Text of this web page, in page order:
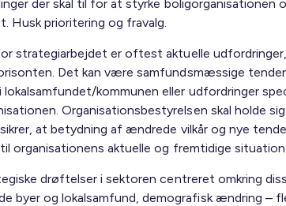
der skal til for at styrke boligorganisationen
Husk prioritering og fravalg.
strategiarbejdet er oftest aktuelle
Det kan være samfundsmæssige
kommunen eller udfordringer
Organisationsbestyrelsen skal holde
at betydning af ændrede vilkår og nye
organisationens aktuelle og fremtidige situation.
drøftelser i sektoren centreret omkring
byer og lokalsamfund, demografisk ændring –